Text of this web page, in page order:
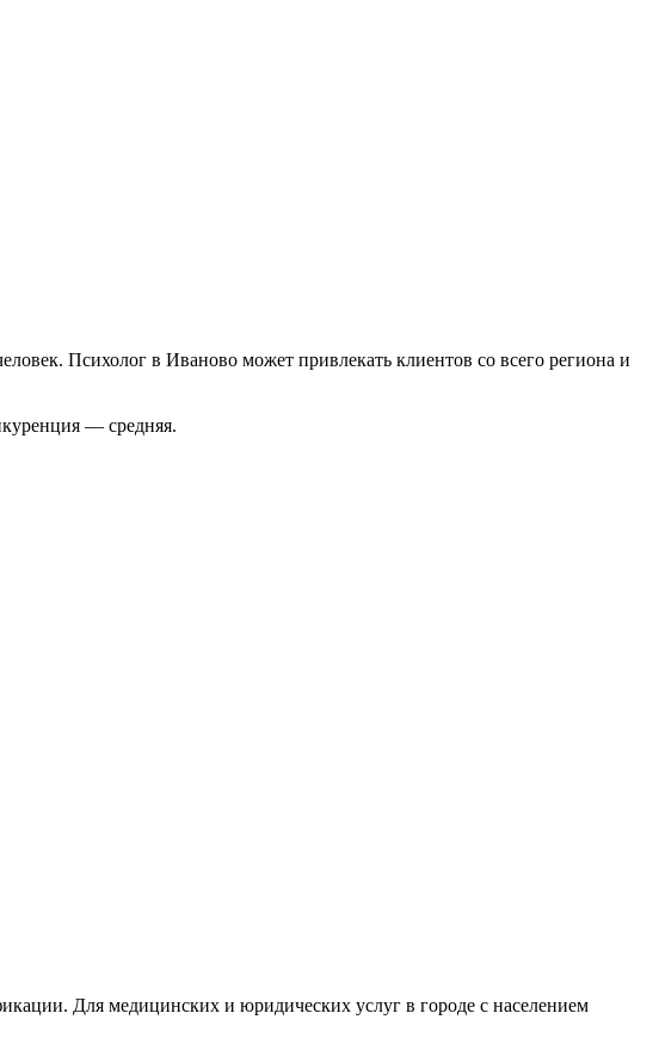
Психолог в Иваново может привлекать клиентов со всего региона и
— средняя.
Для медицинских и юридических услуг в городе с населением